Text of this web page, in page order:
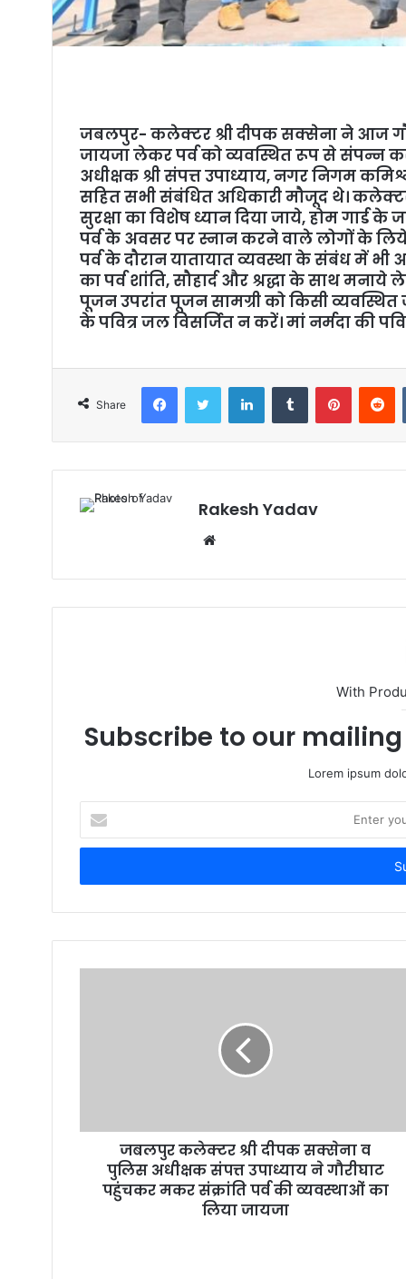
जबलपुर- कलेक्टर श्री दीपक सक्सेना ने आज
जायजा लेकर पर्व को व्यवस्थित रूप से संपन्न
अधीक्षक श्री संपत्त उपाध्याय, नगर निगम
सहित सभी संबंधित अधिकारी मौजूद थे।
सुरक्षा का विशेष ध्यान दिया जाये, होम गार्ड
पर्व के अवसर पर स्नान करने वाले लोगों के लिये
पर्व के दौरान यातायात व्यवस्था के संबंध में भी
का पर्व शांति, सौहार्द और श्रद्धा के साथ
पूजन उपरांत पूजन सामग्री को किसी व्यवस्थित
के पवित्र जल विसर्जित न करें। मां नर्मदा की
Share
Rakesh Yadav
b
s
With
Subscribe to our
Lorem ipsum
t
r
u
r
जबलपुर कलेक्टर श्री दीपक सक्सेना व
पुलिस अधीक्षक संपत्त उपाध्याय ने गौरीघाट
पहुंचकर मकर संक्रांति पर्व की व्यवस्थाओं का
लिया जायजा